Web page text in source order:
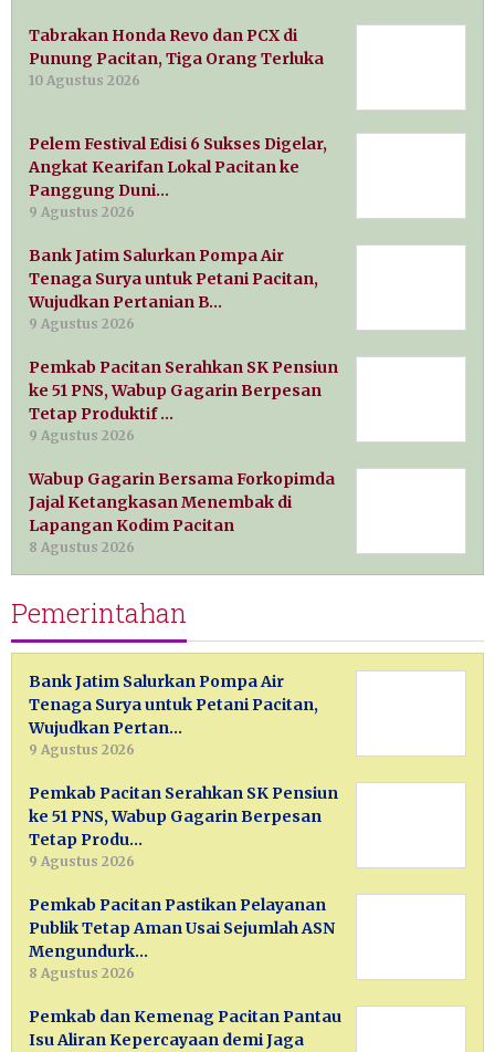
Tabrakan Honda Revo dan PCX di
Punung Pacitan, Tiga Orang Terluka
10 Agustus 2026
Pelem Festival Edisi 6 Sukses Digelar,
Angkat Kearifan Lokal Pacitan ke
Panggung Duni…
9 Agustus 2026
Bank Jatim Salurkan Pompa Air
Tenaga Surya untuk Petani Pacitan,
Wujudkan Pertanian B…
9 Agustus 2026
Pemkab Pacitan Serahkan SK Pensiun
ke 51 PNS, Wabup Gagarin Berpesan
Tetap Produktif …
9 Agustus 2026
Wabup Gagarin Bersama Forkopimda
Jajal Ketangkasan Menembak di
Lapangan Kodim Pacitan
8 Agustus 2026
Pemerintahan
Bank Jatim Salurkan Pompa Air
Tenaga Surya untuk Petani Pacitan,
Wujudkan Pertan…
9 Agustus 2026
Pemkab Pacitan Serahkan SK Pensiun
ke 51 PNS, Wabup Gagarin Berpesan
Tetap Produ…
9 Agustus 2026
Pemkab Pacitan Pastikan Pelayanan
Publik Tetap Aman Usai Sejumlah ASN
Mengundurk…
8 Agustus 2026
Pemkab dan Kemenag Pacitan Pantau
Isu Aliran Kepercayaan demi Jaga